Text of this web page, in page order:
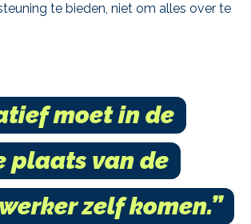
te bieden, niet om alles over te
moet in de
plaats van de
zelf komen.”